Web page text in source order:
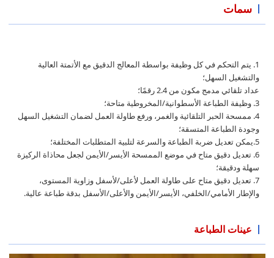
سمات
1. يتم التحكم في كل وظيفة بواسطة المعالج الدقيق مع الأتمتة العالية
والتشغيل السهل؛
عداد تلقائي مدمج مكون من 2.4 رقمًا؛
3. وظيفة الطباعة الأسطوانية/المخروطية متاحة؛
4. ممسحة الحبر التلقائية والغمر، ورفع طاولة العمل لضمان التشغيل السهل
وجودة الطباعة المتسقة؛
5.يمكن تعديل ضربة الطباعة والسرعة لتلبية المتطلبات المختلفة؛
6. تعديل دقيق متاح في موضع الممسحة الأيسر/الأيمن لجعل محاذاة الركيزة
سهلة ودقيقة؛
7. تعديل دقيق متاح على طاولة العمل لأعلى/لأسفل وزاوية المستوى،
والإطار الأمامي/الخلفي، الأيسر/الأيمن والأعلى/الأسفل بدقة طباعة عالية.
عينات الطباعة